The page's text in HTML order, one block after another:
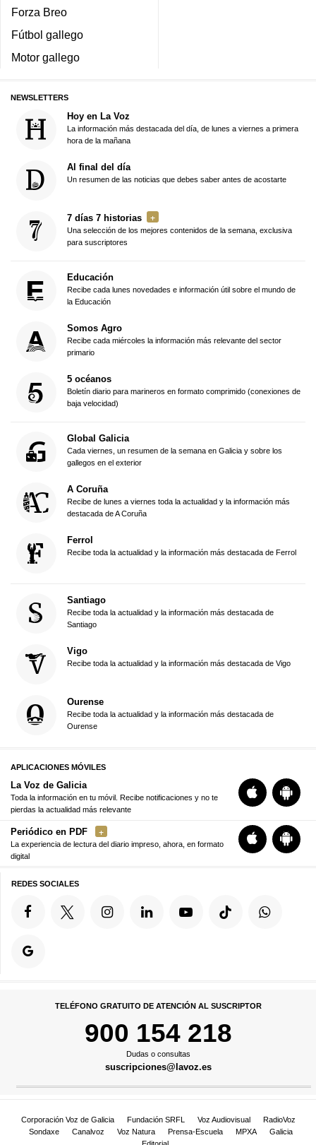
Forza Breo
Fútbol gallego
Motor gallego
NEWSLETTERS
Hoy en La Voz
La información más destacada del día, de lunes a viernes a primera
hora de la mañana
Al final del día
Un resumen de las noticias que debes saber antes de acostarte
7 días 7 historias
Una selección de los mejores contenidos de la semana, exclusiva
para suscriptores
Educación
Recibe cada lunes novedades e información útil sobre el mundo de
la Educación
Somos Agro
Recibe cada miércoles la información más relevante del sector
primario
5 océanos
Boletín diario para marineros en formato comprimido (conexiones de
baja velocidad)
Global Galicia
Cada viernes, un resumen de la semana en Galicia y sobre los
gallegos en el exterior
A Coruña
Recibe de lunes a viernes toda la actualidad y la información más
destacada de A Coruña
Ferrol
Recibe toda la actualidad y la información más destacada de Ferrol
Santiago
Recibe toda la actualidad y la información más destacada de
Santiago
Vigo
Recibe toda la actualidad y la información más destacada de Vigo
Ourense
Recibe toda la actualidad y la información más destacada de
Ourense
APLICACIONES MÓVILES
La Voz de Galicia
Toda la información en tu móvil. Recibe notificaciones y no te
pierdas la actualidad más relevante
Periódico en PDF
La experiencia de lectura del diario impreso, ahora, en formato
digital
REDES SOCIALES
TELÉFONO GRATUITO DE ATENCIÓN AL SUSCRIPTOR
900 154 218
Dudas o consultas
suscripciones@lavoz.es
Corporación Voz de Galicia Fundación SRFL Voz Audiovisual
RadioVoz
Sondaxe
Canalvoz Voz Natura Prensa-Escuela MPXA
Galicia